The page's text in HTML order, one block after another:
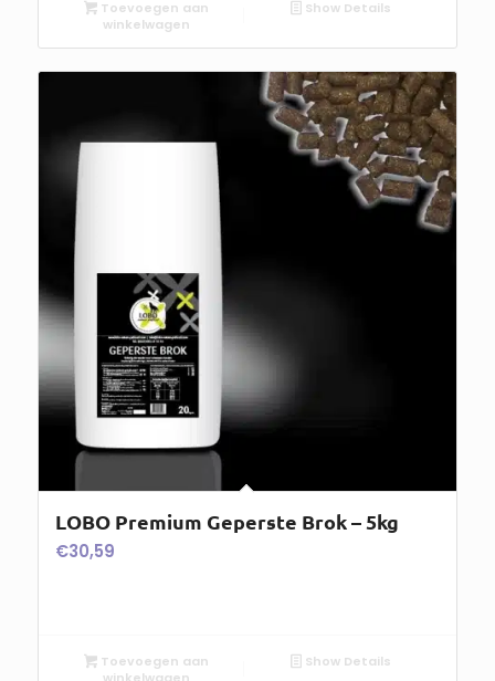
Toevoegen aan
winkelwagen
Show Details
LOBO Premium Geperste Brok – 5kg
€30,59
Toevoegen aan
winkelwagen
Show Details